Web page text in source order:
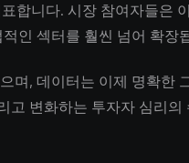
합니다. 시장 참여자들은
인 섹터를 훨씬 넘어 확장
며, 데이터는 이제 명확한
고 변화하는 투자자 심리의